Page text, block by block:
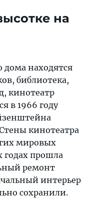
на
находятся
библиотека,
кинотеатр
в 1966 году
кинотеатра
мировых
годах прошла
ремонт
интерьер
сохранили.